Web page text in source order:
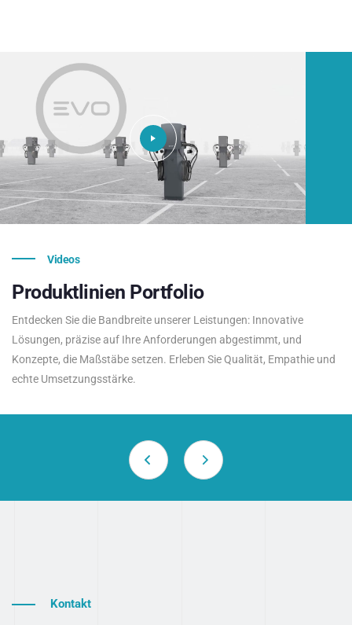
Videos
Produktlinien Portfolio
Entdecken Sie die Bandbreite unserer Leistungen: Innovative
Lösungen, präzise auf Ihre Anforderungen abgestimmt, und
Konzepte, die Maßstäbe setzen. Erleben Sie Qualität, Empathie und
echte Umsetzungsstärke.
Kontakt